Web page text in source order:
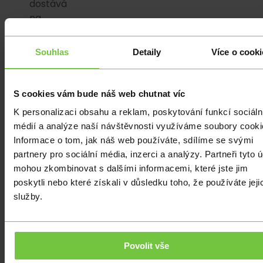
Souhlas Detaily Více o
S cookies vám bude náš web chutnat víc
K personalizaci obsahu a reklam, poskytování funkcí
médií a analýze naší návštěvnosti využíváme soubory
Informace o tom, jak náš web používáte, sdílíme se svými
partnery pro sociální média, inzerci a analýzy. Partneři tyto
mohou zkombinovat s dalšími informacemi, které jste jim
poskytli nebo které získali v důsledku toho, že používáte
služby.
Povolit vše
dostává
na
vrchol.
rok
dluh
z
využívání
kreditních
karet
zvýšil
o
miliard